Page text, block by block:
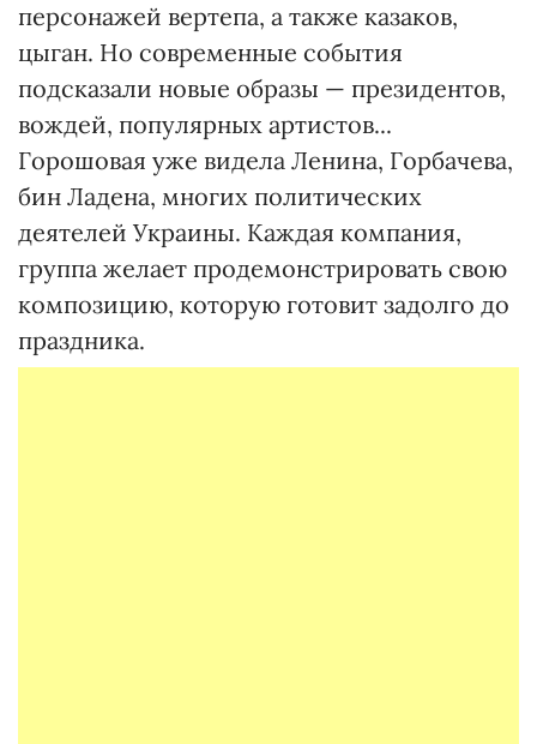
персонажей вертепа, а также казаков,
цыган. Но современные события
подсказали новые образы — президентов,
вождей, популярных артистов...
Горошовая уже видела Ленина, Горбачева,
бин Ладена, многих политических
деятелей Украины. Каждая компания,
группа желает продемонстрировать свою
композицию, которую готовит задолго до
праздника.